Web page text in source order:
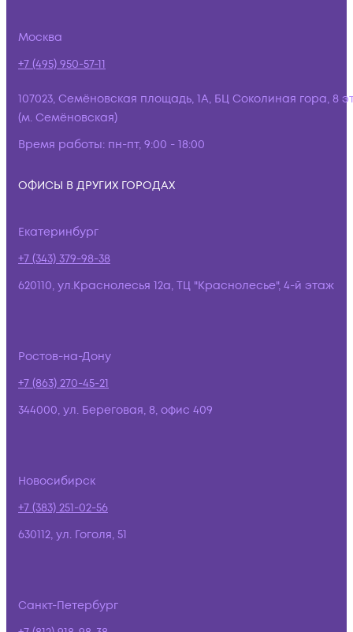
Москва
+7 (495) 950-57-11
107023, Семёновская площадь, 1А, БЦ Соколиная гора, 8
(м. Семёновская)
Время работы: пн-пт, 9:00 - 18:00
ОФИСЫ В ДРУГИХ ГОРОДАХ
Екатеринбург
+7 (343) 379-98-38
620110, ул.Краснолесья 12а, ТЦ "Краснолесье", 4-й этаж
Ростов-на-Дону
+7 (863) 270-45-21
344000, ул. Береговая, 8, офис 409
Новосибирск
+7 (383) 251-02-56
630112, ул. Гоголя, 51
Санкт-Петербург